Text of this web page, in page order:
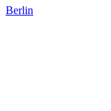
Berlin